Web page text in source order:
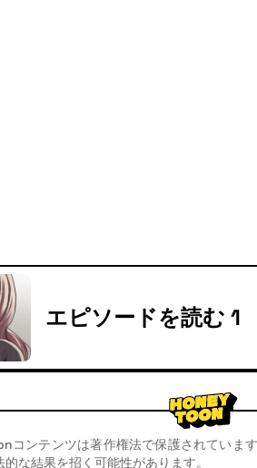
エピソードを読む 1
コンテンツは著作権法で保護されていま
な結果を招く可能性があります。